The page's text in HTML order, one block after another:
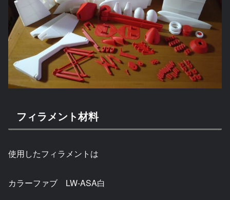
フィラメント材料
使用したフィラメントは
カラーファブ LW-ASA白